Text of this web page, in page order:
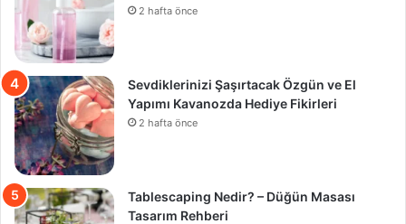
2 hafta önce
Sevdiklerinizi Şaşırtacak Özgün ve El
Yapımı Kavanozda Hediye Fikirleri
2 hafta önce
Tablescaping Nedir? – Düğün Masası
Tasarım Rehberi